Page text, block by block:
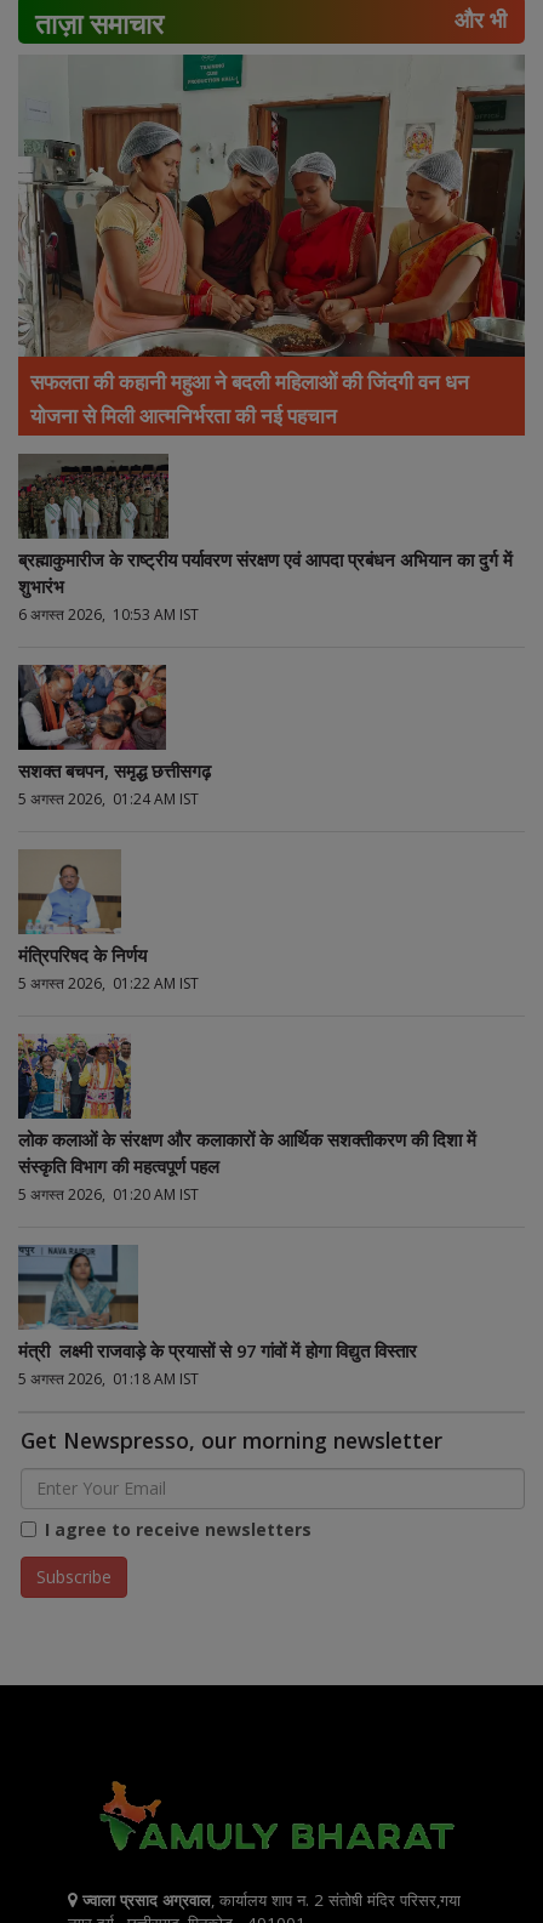
ताज़ा समाचार और भी
सफलता की कहानी महुआ ने बदली महिलाओं की जिंदगी वन धन
योजना से मिली आत्मनिर्भरता की नई पहचान
ब्रह्माकुमारीज के राष्ट्रीय पर्यावरण संरक्षण एवं आपदा प्रबंधन अभियान का दुर्ग में
शुभारंभ
6 अगस्त 2026, 10:53 AM IST
सशक्त बचपन, समृद्ध छत्तीसगढ़
5 अगस्त 2026, 01:24 AM IST
मंत्रिपरिषद के निर्णय
5 अगस्त 2026, 01:22 AM IST
लोक कलाओं के संरक्षण और कलाकारों के आर्थिक सशक्तीकरण की दिशा में
संस्कृति विभाग की महत्वपूर्ण पहल
5 अगस्त 2026, 01:20 AM IST
मंत्री लक्ष्मी राजवाड़े के प्रयासों से 97 गांवों में होगा विद्युत विस्तार
5 अगस्त 2026, 01:18 AM IST
Get Newspresso, our morning newsletter
I agree to receive newsletters
ज्वाला प्रसाद अग्रवाल, कार्यालय शाप न. 2 संतोषी मंदिर परिसर,गया